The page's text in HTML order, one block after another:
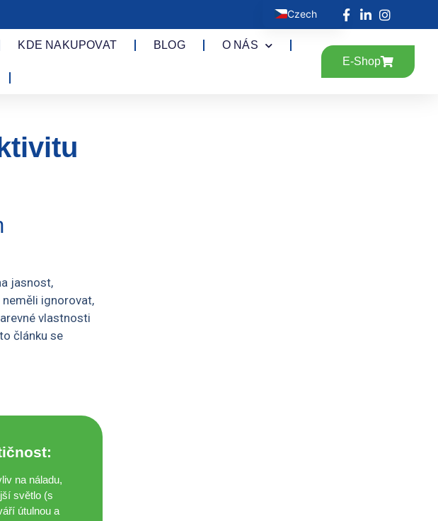
KDE NAKUPOVAT BLOG O NÁS
E-Shop
jasnost,
ignorovat,
vlastnosti
článku se
na náladu,
světlo (s
útulnou a
Czech
English